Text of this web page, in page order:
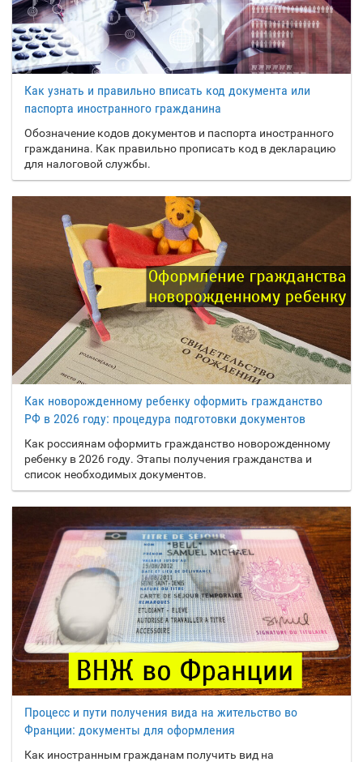
Как узнать и правильно вписать код документа или
паспорта иностранного гражданина
Обозначение кодов документов и паспорта иностранного
гражданина. Как правильно прописать код в декларацию
для налоговой службы.
Как новорожденному ребенку оформить гражданство
РФ в 2026 году: процедура подготовки документов
Как россиянам оформить гражданство новорожденному
ребенку в 2026 году. Этапы получения гражданства и
список необходимых документов.
Процесс и пути получения вида на жительство во
Франции: документы для оформления
Как иностранным гражданам получить вид на